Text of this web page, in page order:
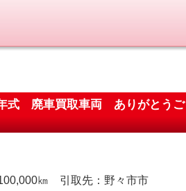
式 廃車買取車両 ありがとうご
㎞ 引取先：野々市市